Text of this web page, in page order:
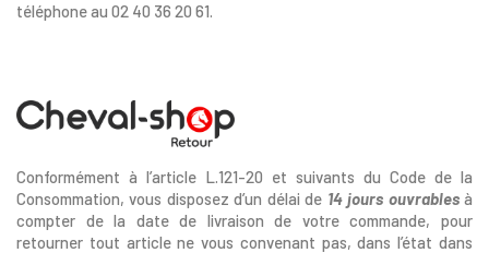
téléphone au 02 40 36 20 61.
Conformément à l’article L.121-20 et suivants du Code de la
Consommation, vous disposez d’un délai de 14 jours ouvrablesà
compter de la date de livraison de votre commande, pour
retourner tout article ne vous convenant pas, dans l’état dans